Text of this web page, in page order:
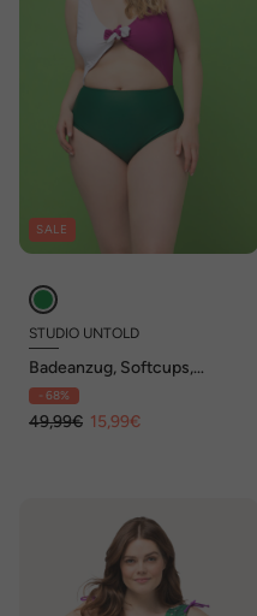
SALE
STUDIO UNTOLD
Badeanzug, Softcups,
dreifarbig, CutOut, Zier-
Schleife
- 68%
49,99€ 15,99€